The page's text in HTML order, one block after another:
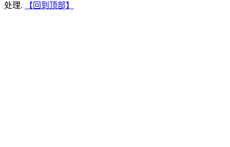
处理.
【回到顶部】